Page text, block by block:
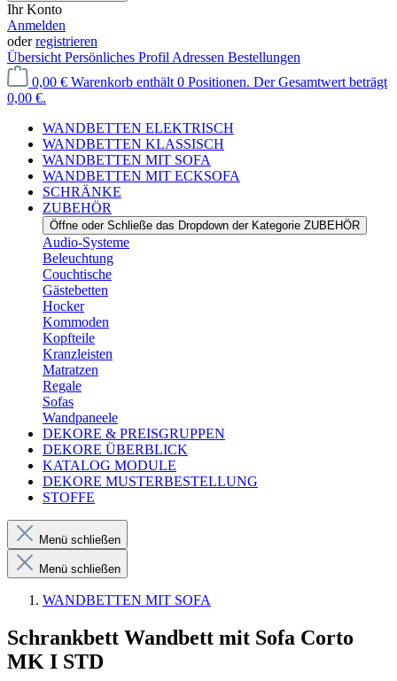
Ihr Konto
Anmelden
oderregistrieren
Übersicht Persönliches Profil Adressen Bestellungen
0,00 € Warenkorb enthält 0 Positionen. Der Gesamtwert beträgt
0,00 €.
WANDBETTEN ELEKTRISCH
WANDBETTEN KLASSISCH
WANDBETTEN MIT SOFA
WANDBETTEN MIT ECKSOFA
SCHRÄNKE
ZUBEHÖR
Öffne oder Schließe das Dropdown der Kategorie ZUBEHÖR
Audio-Systeme
Beleuchtung
Couchtische
Gästebetten
Hocker
Kommoden
Kopfteile
Kranzleisten
Matratzen
Regale
Sofas
Wandpaneele
DEKORE & PREISGRUPPEN
DEKORE ÜBERBLICK
KATALOG MODULE
DEKORE MUSTERBESTELLUNG
STOFFE
Menü schließen
Menü schließen
WANDBETTEN MIT SOFA
Schrankbett Wandbett mit Sofa Corto
MK I STD